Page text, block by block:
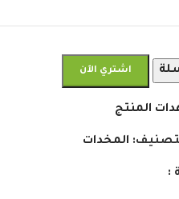
اشتري الآن
المنتج
المخدات
: